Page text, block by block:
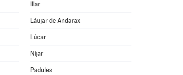
Illar
Láujar de Andarax
Lúcar
Níjar
Padules